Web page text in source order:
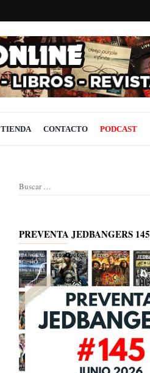
TIENDA CONTACTO PODCAST
Buscar:
PREVENTA JEDBANGERS 145